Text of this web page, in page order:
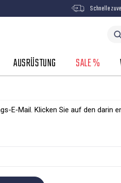
Schnelle
AUSRÜSTUNG SALE %
E-Mail. Klicken Sie auf den darin